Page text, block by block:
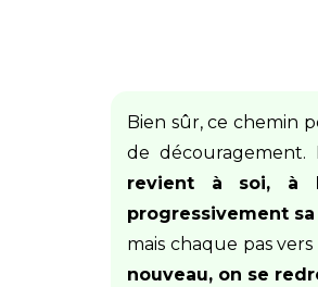
Bien sûr, ce chemin
de découragement.
revient à soi, à
progressivement
mais chaque pas
nouveau, on se